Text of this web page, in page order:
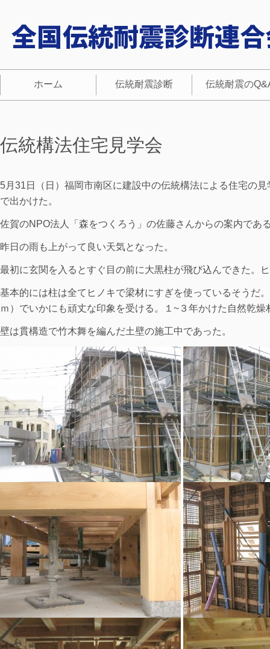
ホーム 伝統耐震診断 伝統耐震の
伝統構法住宅見学会
5月31日（日）福岡市南区に建設中の伝統構法による住宅の
で出かけた。
佐賀のNPO法人「森をつくろう」の佐藤さんからの案内であ
昨日の雨も上がって良い天気となった。
最初に玄関を入るとすぐ目の前に大黒柱が飛び込んできた。
基本的には柱は全てヒノキで梁材にすぎを使っているそうだ
ｍ）でいかにも頑丈な印象を受ける。１~３年かけた自然乾
壁は貫構造で竹木舞を編んだ土壁の施工中であった。